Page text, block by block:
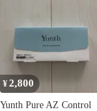
¥2,800
Yunth Pure AZ Control